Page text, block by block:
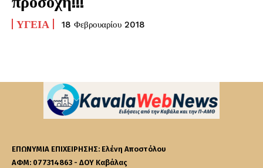
ΥΓΕΊΑ 18 Φεβρουαρίου 2018
ΕΠΩΝΥΜΙΑ ΕΠΙΧΕΙΡΗΣΗΣ: Ελένη Αποστόλου
ΑΦΜ: 077314863 - ΔΟΥ Καβάλας